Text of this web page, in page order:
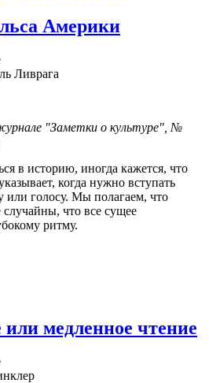
Америки
Ливрага
"Заметки о культуре", №
в историю, иногда кажется, что
когда нужно вступать
или голосу. Мы полагаем, что
что все сущее
ритму.
медленное чтение